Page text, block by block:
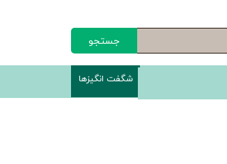
جستجو
شگفت انگیزها